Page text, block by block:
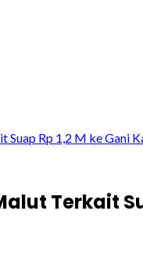
Rp 1,2 M ke Gani
Terkait